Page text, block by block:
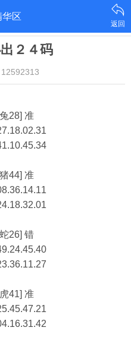
华区
返回
２４码
12592313
28] 准
44] 准
26] 错
41] 准